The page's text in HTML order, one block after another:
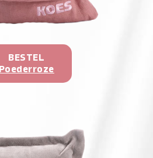
BESTEL
Poederroze